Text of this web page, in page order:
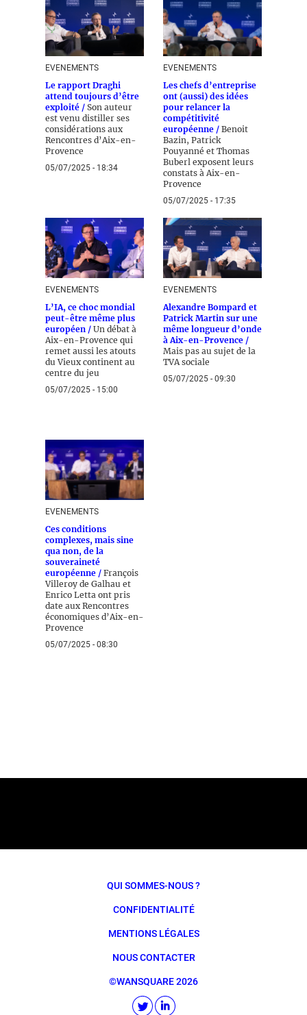
EVENEMENTS
Le rapport Draghi
attend toujours d’être
exploité / Son auteur
est venu distiller ses
considérations aux
Rencontres d’Aix-en-
Provence
05/07/2025 - 18:34
EVENEMENTS
Les chefs d’entreprise
ont (aussi) des idées
pour relancer la
compétitivité
européenne / Benoit
Bazin, Patrick
Pouyanné et Thomas
Buberl exposent leurs
constats à Aix-en-
Provence
05/07/2025 - 17:35
EVENEMENTS
L’IA, ce choc mondial
peut-être même plus
européen / Un débat à
Aix-en-Provence qui
remet aussi les atouts
du Vieux continent au
centre du jeu
05/07/2025 - 15:00
EVENEMENTS
Alexandre Bompard et
Patrick Martin sur une
même longueur d’onde
à Aix-en-Provence /
Mais pas au sujet de la
TVA sociale
05/07/2025 - 09:30
EVENEMENTS
Ces conditions
complexes, mais sine
qua non, de la
souveraineté
européenne / François
Villeroy de Galhau et
Enrico Letta ont pris
date aux Rencontres
économiques d’Aix-en-
Provence
05/07/2025 - 08:30
QUI SOMMES-NOUS ?
CONFIDENTIALITÉ
MENTIONS LÉGALES
NOUS CONTACTER
©WANSQUARE 2026